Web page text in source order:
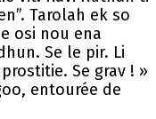
Tarolah ek so
osi nou ena
Se le pir. Li
Se grav ! »
entourée de